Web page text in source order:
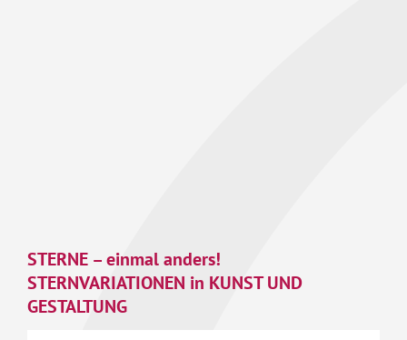
STERNE – einmal anders!
STERNVARIATIONEN in KUNST UND
GESTALTUNG